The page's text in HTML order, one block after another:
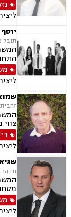
תובל 13, רמת-גן
זהבית 13, יבנה
דיני
תדהר 5, רעננה